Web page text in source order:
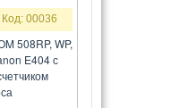
Код: 00036
508RP, WP,
E404 с